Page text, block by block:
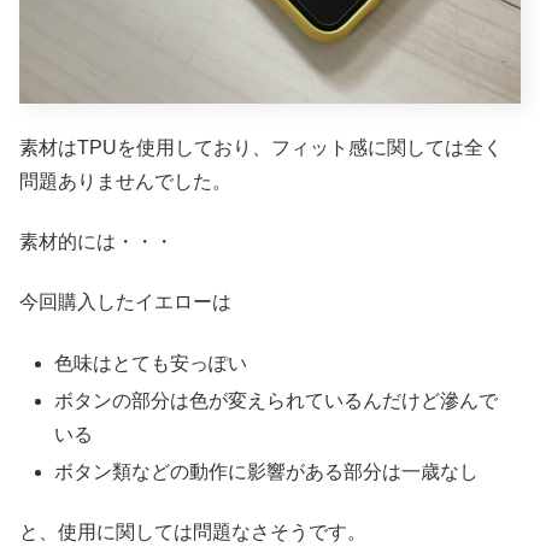
素材はTPUを使用しており、フィット感に関しては全く
問題ありませんでした。
素材的には・・・
今回購入したイエローは
色味はとても安っぽい
ボタンの部分は色が変えられているんだけど滲んで
いる
ボタン類などの動作に影響がある部分は一歳なし
と、使用に関しては問題なさそうです。